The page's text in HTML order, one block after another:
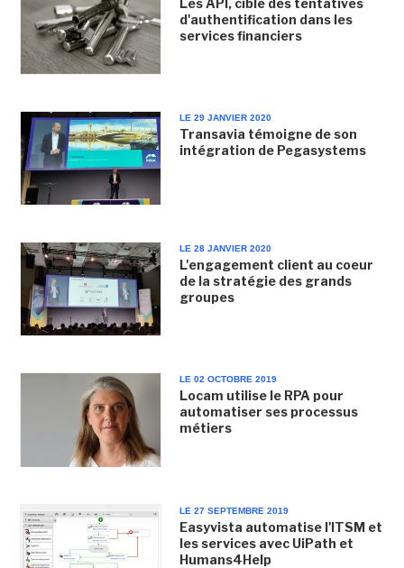
d'authentification dans les
services financiers
LE 29 JANVIER 2020
Transavia témoigne de son
intégration de Pegasystems
LE 28 JANVIER 2020
L'engagement client au coeur
de la stratégie des grands
groupes
LE 02 OCTOBRE 2019
Locam utilise le RPA pour
automatiser ses processus
métiers
LE 27 SEPTEMBRE 2019
Easyvista automatise l'ITSM et
les services avec UiPath et
Humans4Help